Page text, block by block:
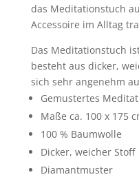
das Meditationstuch
Accessoire im Alltag
Das Meditationstuch
besteht aus dicker,
sich sehr angenehm
Gemustertes
Maße ca. 100 x 175
100 % Baumwolle
Dicker, weicher Stoff
Diamantmuster